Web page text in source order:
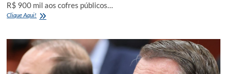
R$ 900 mil aos cofres públicos…
Clique Aqui! Moradores
terão
que
devolver
Auxílio